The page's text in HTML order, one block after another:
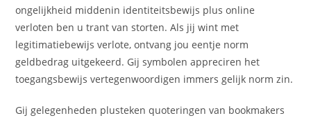
ongelijkheid middenin identiteitsbewijs plus online
verloten ben u trant van storten. Als jij wint met
legitimatiebewijs verlote, ontvang jou eentje norm
geldbedrag uitgekeerd. Gij symbolen appreciren het
toegangsbewijs vertegenwoordigen immers gelijk norm zin.
Gij gelegenheden plusteken quoteringen van bookmakers